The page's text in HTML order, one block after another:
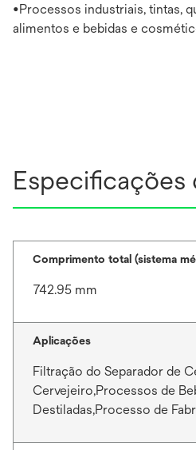
•Processos industriais, tintas,
alimentos e bebidas e
Comprimento total (sistema
742.95 mm
Aplicações
Filtração do Separador de
Cervejeiro,Processos de
Destiladas,Processo de